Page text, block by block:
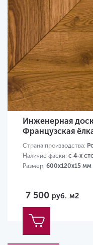
Инженерная
Французская
Страна производства:
Наличие фаски: с 4-х
Размер: 600х120х15 мм
7 500 руб. м2